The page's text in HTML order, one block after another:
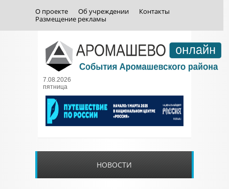
О проекте Об учреждении
Контакты
Размещение рекламы
7.08.2026
пятница
НОВОСТИ